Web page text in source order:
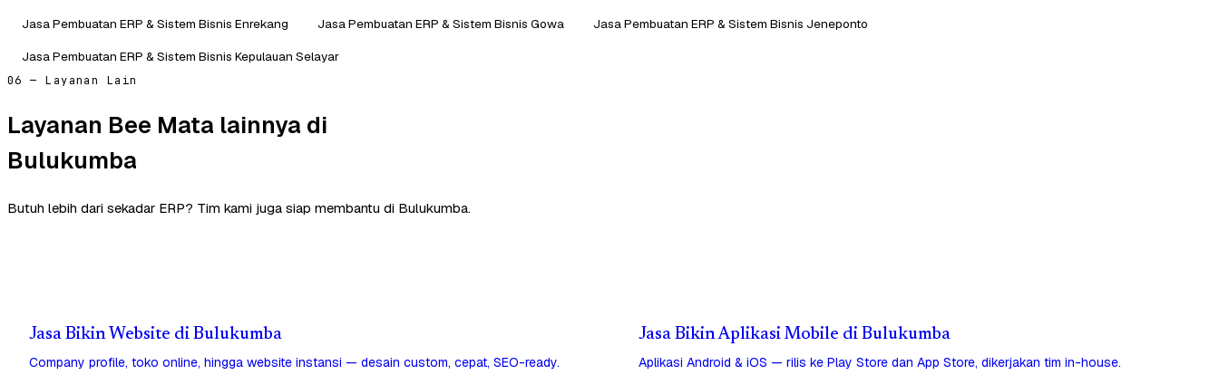
Jasa Pembuatan ERP & Sistem Bisnis Enrekang
Jasa Pembuatan ERP & Sistem Bisnis Gowa
Jasa Pembuatan ERP & Sistem Bisnis Jeneponto
Jasa Pembuatan ERP & Sistem Bisnis Kepulauan Selayar
06 — Layanan Lain
Layanan Bee Mata lainnya di
Bulukumba
Butuh lebih dari sekadar ERP? Tim kami juga siap membantu di Bulukumba.
Jasa Bikin Website di Bulukumba
Company profile, toko online, hingga website instansi — desain custom, cepat, SEO-ready.
Jasa Bikin Aplikasi Mobile di Bulukumba
Aplikasi Android & iOS — rilis ke Play Store dan App Store, dikerjakan tim in-house.